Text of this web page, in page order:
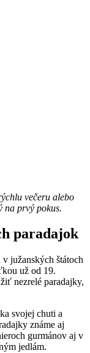
večeru alebo
na prvý pokus.
paradajok
južanských štátoch
už od 19.
nezrelé paradajky,
svojej chuti a
známe aj
gurmánov aj v
jedlám.